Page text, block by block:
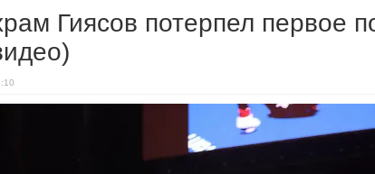
Гиясов потерпел первое